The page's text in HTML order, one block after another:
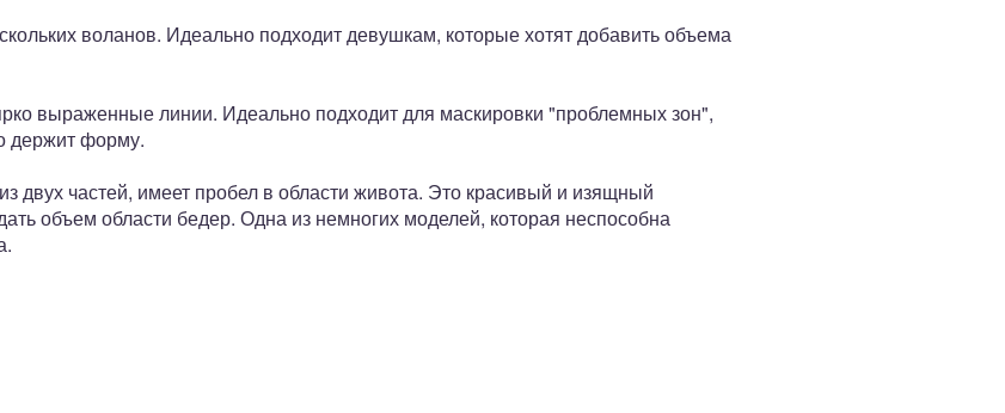
воланов. Идеально подходит девушкам, которые хотят добавить объема
выраженные линии. Идеально подходит для маскировки "проблемных зон",
держит форму.
двух частей, имеет пробел в области живота. Это красивый и изящный
объем области бедер. Одна из немногих моделей, которая неспособна